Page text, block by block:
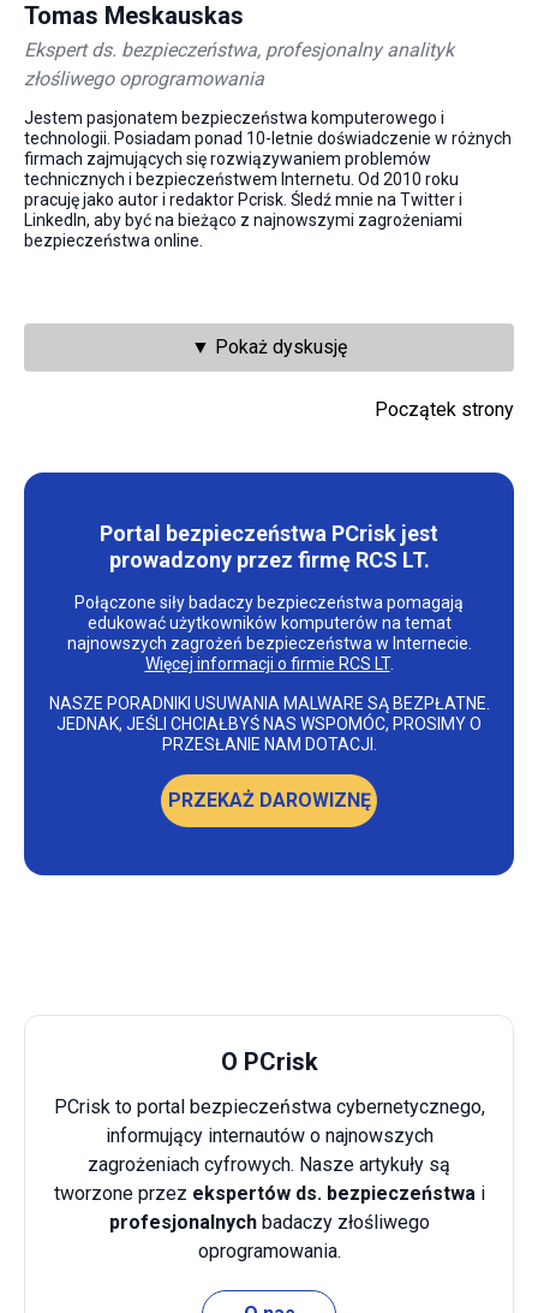
Tomas Meskauskas
Ekspert ds. bezpieczeństwa, profesjonalny analityk
złośliwego oprogramowania
Jestem pasjonatem bezpieczeństwa komputerowego i
technologii. Posiadam ponad 10-letnie doświadczenie w różnych
firmach zajmujących się rozwiązywaniem problemów
technicznych i bezpieczeństwem Internetu. Od 2010 roku
pracuję jako autor i redaktor Pcrisk. Śledź mnie na Twitter i
LinkedIn, aby być na bieżąco z najnowszymi zagrożeniami
bezpieczeństwa online.
▼ Pokaż dyskusję
Początek strony
Portal bezpieczeństwa PCrisk jest
prowadzony przez firmę RCS LT.
Połączone siły badaczy bezpieczeństwa pomagają
edukować użytkowników komputerów na temat
najnowszych zagrożeń bezpieczeństwa w Internecie.
Więcej informacji o firmie RCS LT.
NASZE PORADNIKI USUWANIA MALWARE SĄ BEZPŁATNE.
JEDNAK, JEŚLI CHCIAŁBYŚ NAS WSPOMÓC, PROSIMY O
PRZESŁANIE NAM DOTACJI.
PRZEKAŻ DAROWIZNĘ
O PCrisk
PCrisk to portal bezpieczeństwa cybernetycznego,
informujący internautów o najnowszych
zagrożeniach cyfrowych. Nasze artykuły są
tworzone przez ekspertów ds. bezpieczeństwai
profesjonalnychbadaczy złośliwego
oprogramowania.